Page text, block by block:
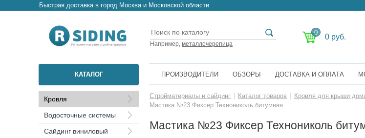
Быстрая доставка в город Москва и Московской области
Например, металлочерепица
КАТАЛОГ ПРОИЗВОДИТЕЛИ ОБЗОРЫ ДОСТАВКА И ОПЛАТА
Кровля
Водосточные системы
Сайдинг виниловый
Стройматериалы и сайдинг Каталог товаров Кровля для крыши
Мастика №23 Фиксер Технониколь битумная
Мастика №23 Фиксер Технониколь
0
0 руб.